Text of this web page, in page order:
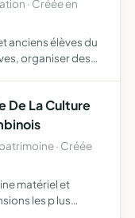
· Créée en
anciens élèves du
organiser des
De La Culture
· Créée
matériel et
les p lus